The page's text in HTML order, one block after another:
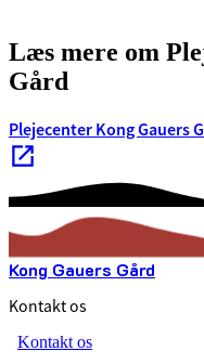
Læs mere om
Gård
Plejecenter Kong Gauers
Kong Gauers Gård
Kontakt os
Kontakt os